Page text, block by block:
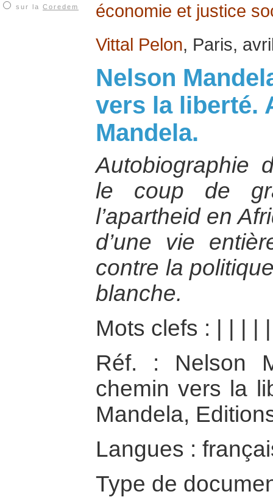
sur la Coredem
économie et justice
Vittal Pelon, Paris,
Nelson
vers la liberté.
Mandela.
Autobiographie
le coup de
l’apartheid en
d’une vie
contre la
blanche.
Mots clefs :
Réf. : Nelson
chemin vers la
Mandela,
Langues :
Type de